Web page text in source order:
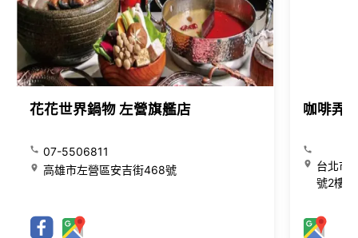
花花世界鍋物 左營旗艦店
07-5506811
高雄市左營區安吉街468號
咖啡弄
台北市
號2樓